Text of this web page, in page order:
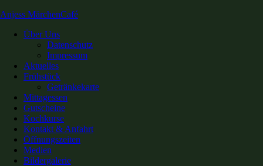
Anjess MärchenCafé
Primary
Über Uns
Datenschutz
Impressum
Aktuelles
Frühstück
Getränkekarte
Mittagessen
Gutscheine
Kochkurse
Kontakt & Anfahrt
Öffnungszeiten
Medien
Bildergalerie